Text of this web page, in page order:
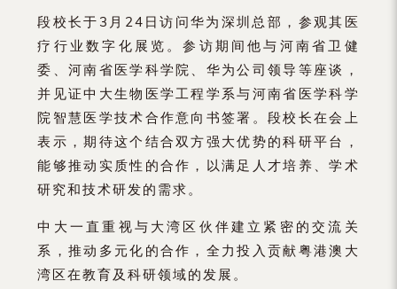
段校长于3月24日访问华为深圳总部，参观其医
疗行业数字化展览。参访期间他与河南省卫健
委、河南省医学科学院、华为公司领导等座谈，
并见证中大生物医学工程学系与河南省医学科学
院智慧医学技术合作意向书签署。段校长在会上
表示，期待这个结合双方强大优势的科研平台，
能够推动实质性的合作，以满足人才培养、学术
研究和技术研发的需求。
中大一直重视与大湾区伙伴建立紧密的交流关
系，推动多元化的合作，全力投入贡献粤港澳大
湾区在教育及科研领域的发展。